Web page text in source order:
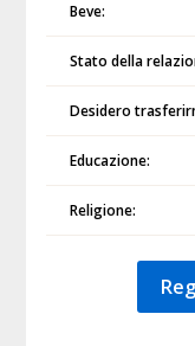
Beve:
Stato della
Desidero
Educazione:
Religione: